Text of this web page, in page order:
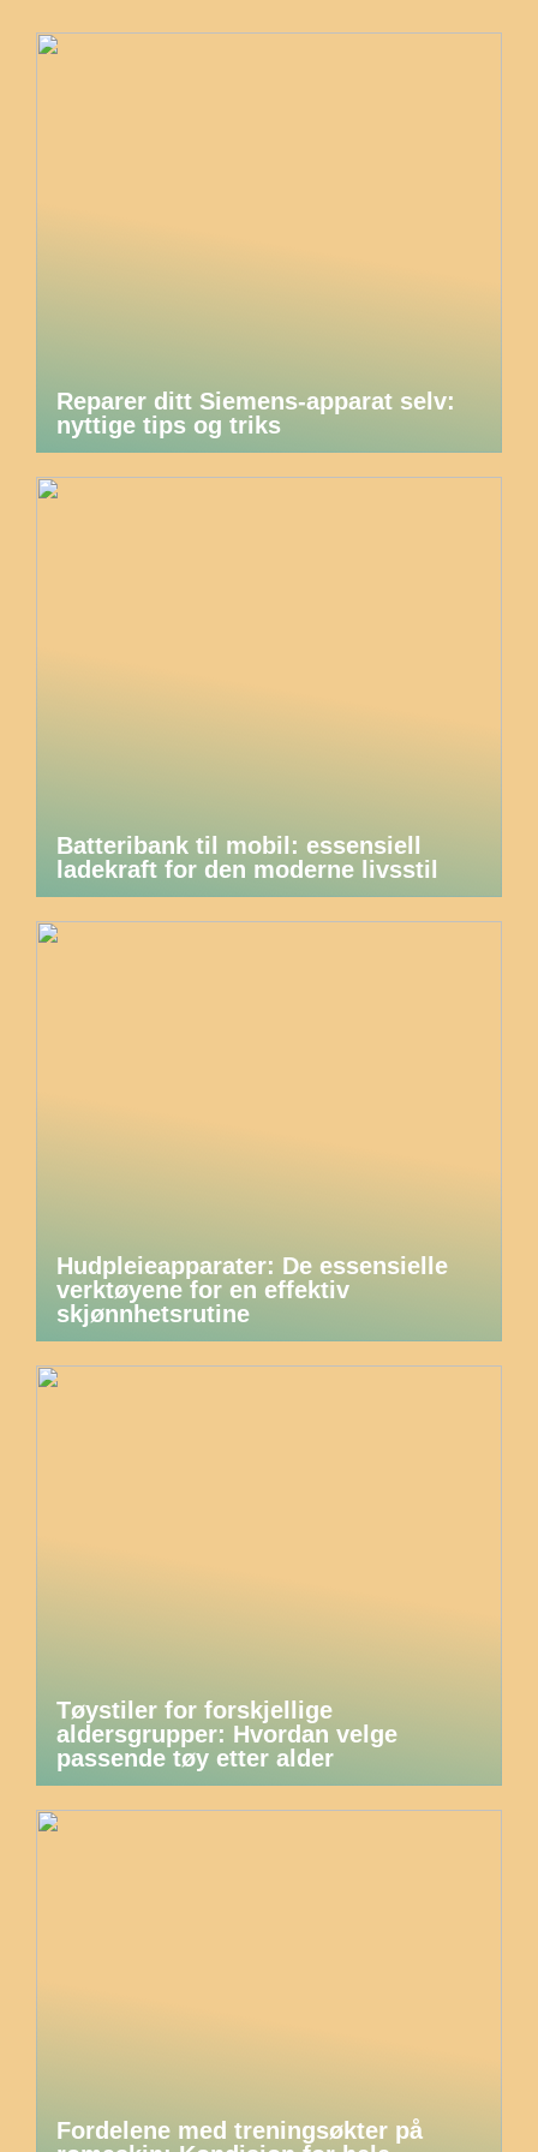
Reparer ditt Siemens-apparat selv:
nyttige tips og triks
Batteribank til mobil: essensiell
ladekraft for den moderne livsstil
Hudpleieapparater: De essensielle
verktøyene for en effektiv
skjønnhetsrutine
Tøystiler for forskjellige
aldersgrupper: Hvordan velge
passende tøy etter alder
Fordelene med treningsøkter på